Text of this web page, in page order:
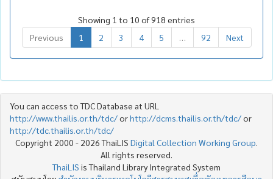
Showing 1 to 10 of 918 entries
Previous
1 2 3 4 5 92 Next
You can access to TDC Database at URL
http://www.thailis.or.th/tdc/orhttp://dcms.thailis.or.th/tdc/or
http://tdc.thailis.or.th/tdc/
Copyright 2000 - 2026 ThaiLIS Digital Collection Working Group
All rights reserved.
ThaiLIS is Thailand Library Integrated System